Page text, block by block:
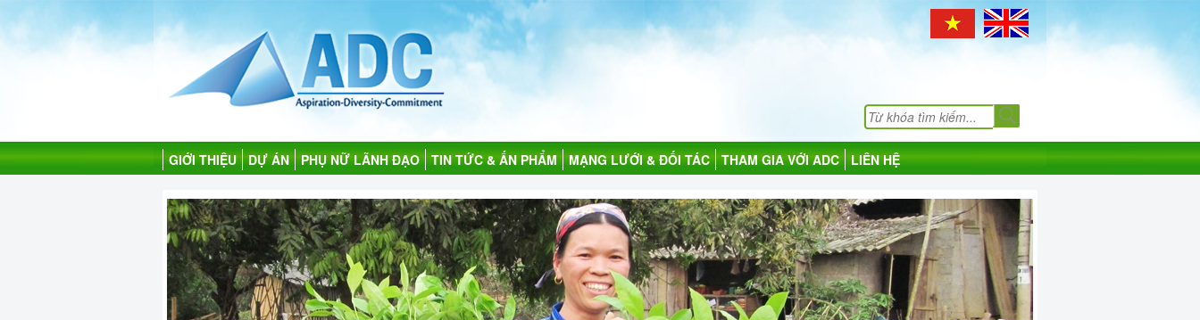
GIỚI THIỆU DỰ ÁN PHỤ NỮ LÃNH ĐẠO TIN TỨC & ẤN PHẨM MẠNG LƯỚI & ĐỐI TÁC THAM GIA VỚI ADC LIÊN HỆ